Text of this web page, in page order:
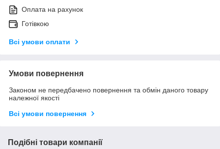
Оплата на рахунок
Готівкою
Всі умови оплати
Умови повернення
Законом не передбачено повернення та обмін даного товару
належної якості
Всі умови повернення
Подібні товари компанії